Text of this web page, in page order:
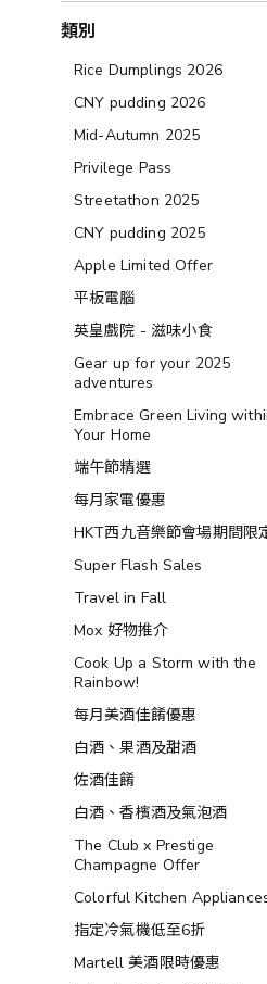
類別
Rice Dumplings 2026
CNY pudding 2026
Mid-Autumn 2025
Privilege Pass
Streetathon 2025
CNY pudding 2025
Apple Limited Offer
平板電腦
英皇戲院 - 滋味小食
Gear up for your 2025
adventures
Embrace Green Living
Your Home
端午節精選
每月家電優惠
HKT西九音樂節會場期間限
Super Flash Sales
Travel in Fall
Mox 好物推介
Cook Up a Storm with the
Rainbow!
每月美酒佳餚優惠
白酒、果酒及甜酒
佐酒佳餚
白酒、香檳酒及氣泡酒
The Club x Prestige
Champagne Offer
Colorful Kitchen
指定冷氣機低至6折
Martell 美酒限時優惠